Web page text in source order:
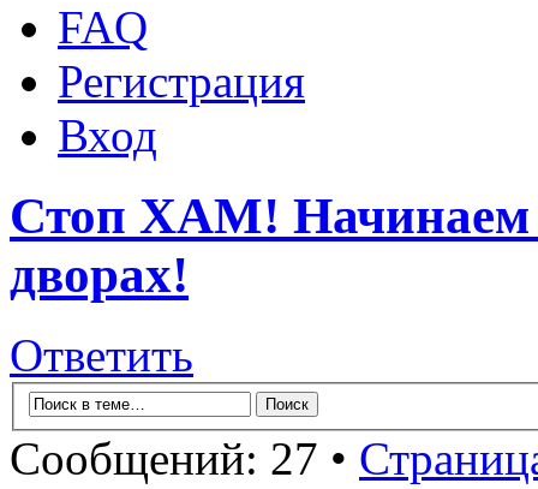
FAQ
Регистрация
Вход
Стоп ХАМ! Начинаем
дворах!
Ответить
Сообщений: 27 •